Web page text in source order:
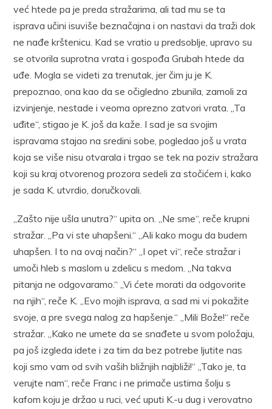
već htede pa je preda stražarima, ali tad mu se ta
isprava učini isuviše beznačajna i on nastavi da traži dok
ne nađe krštenicu. Kad se vratio u predsoblje, upravo su
se otvorila suprotna vrata i gospođa Grubah htede da
uđe. Mogla se videti za trenutak, jer čim ju je K.
prepoznao, ona kao da se očigledno zbunila, zamoli za
izvinjenje, nestade i veoma oprezno zatvori vrata. „Ta
uđite“, stigao je K. još da kaže. I sad je sa svojim
ispravama stajao na sredini sobe, pogledao još u vrata
koja se više nisu otvarala i trgao se tek na poziv stražara
koji su kraj otvorenog prozora sedeli za stočićem i, kako
je sada K. utvrdio, doručkovali.
„Zašto nije ušla unutra?“ upita on. „Ne sme“, reče krupni
stražar. „Pa vi ste uhapšeni.“ „Ali kako mogu da budem
uhapšen. I to na ovaj način?“ „I opet vi“, reče stražar i
umoči hleb s maslom u zdelicu s medom. „Na takva
pitanja ne odgovaramo.“ „Vi ćete morati da odgovorite
na njih“, reče K. „Evo mojih isprava, a sad mi vi pokažite
svoje, a pre svega nalog za hapšenje.“ „Mili Bože!“ reče
stražar. „Kako ne umete da se snađete u svom položaju,
pa još izgleda idete i za tim da bez potrebe ljutite nas
koji smo vam od svih vaših bližnjih najbliži!“ „Tako je, ta
verujte nam“, reče Franc i ne primače ustima šolju s
kafom koju je držao u ruci, već uputi K.-u dug i verovatno